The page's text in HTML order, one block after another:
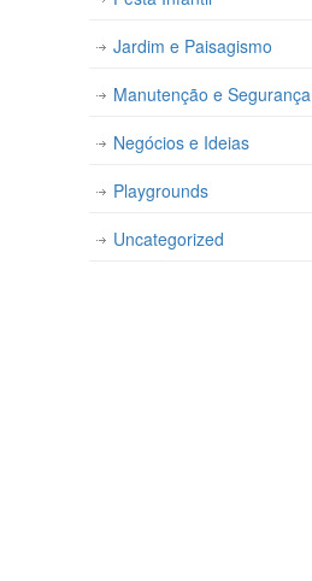
Jardim e Paisagismo
Manutenção e Segurança
Negócios e Ideias
Playgrounds
Uncategorized